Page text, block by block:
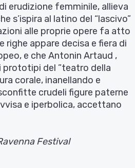
erudizione femminile, allieva
s’ispira al latino del “lascivo”
alle proprie opere fa atto
appare decisa e fiera di
e che Antonin Artaud ,
del ”teatro della
corale, inanellando e
crudeli figure paterne
e iperbolica, accettano
Festival